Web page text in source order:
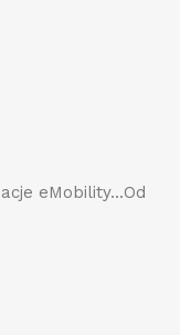
eMobility...Od